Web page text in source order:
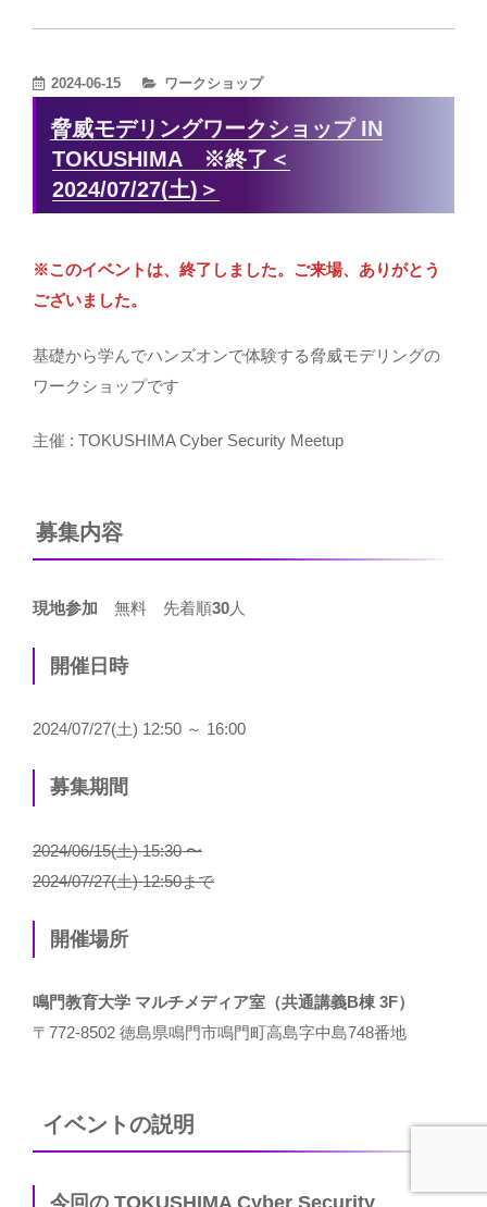
2024-06-15
カ
ゴ
リ
ー
ワークショップ
脅威モデリングワークショップ IN
TOKUSHIMA ※終了＜
2024/07/27(土)＞
※このイベントは、終了しました。ご来場、ありがとう
ございました。
基礎から学んでハンズオンで体験する脅威モデリングの
ワークショップです
主催 : TOKUSHIMA Cyber Security Meetup
募集内容
現地参加 無料 先着順30人
開催日時
2024/07/27(土) 12:50 ～ 16:00
募集期間
2024/06/15(土) 15:30 〜
2024/07/27(土) 12:50まで
開催場所
鳴門教育大学 マルチメディア室（共通講義B棟 3F）
〒772-8502 徳島県鳴門市鳴門町高島字中島748番地
イベントの説明